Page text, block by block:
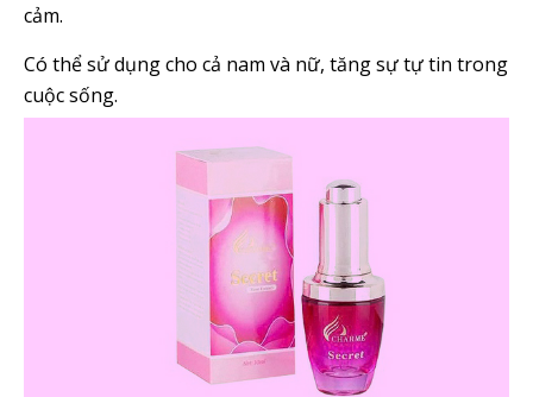
cảm.
Có thể sử dụng cho cả nam và nữ, tăng sự tự tin trong
cuộc sống.